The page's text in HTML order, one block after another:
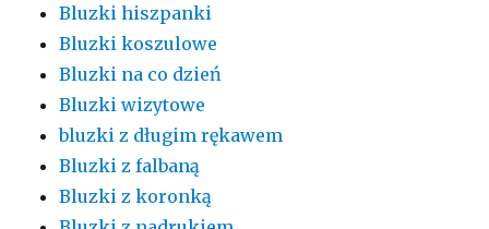
Bluzki hiszpanki
Bluzki koszulowe
Bluzki na co dzień
Bluzki wizytowe
bluzki z długim rękawem
Bluzki z falbaną
Bluzki z koronką